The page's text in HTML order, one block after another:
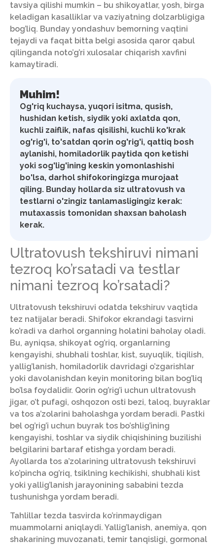
tavsiya qilishi mumkin – bu shikoyatlar, yosh, birga
keladigan kasalliklar va vaziyatning dolzarbligiga
bog’liq. Bunday yondashuv bemorning vaqtini
tejaydi va faqat bitta belgi asosida qaror qabul
qilinganda noto’g’ri xulosalar chiqarish xavfini
kamaytiradi.
Muhim!
Og'riq kuchaysa, yuqori isitma, qusish,
hushidan ketish, siydik yoki axlatda qon,
kuchli zaiflik, nafas qisilishi, kuchli ko'krak
og'rig'i, to'satdan qorin og'rig'i, qattiq bosh
aylanishi, homiladorlik paytida qon ketishi
yoki sog'lig'ining keskin yomonlashishi
bo'lsa, darhol shifokoringizga murojaat
qiling. Bunday hollarda siz ultratovush va
testlarni o'zingiz tanlamasligingiz kerak:
mutaxassis tomonidan shaxsan baholash
kerak.
Ultratovush tekshiruvi nimani
tezroq ko’rsatadi va testlar
nimani tezroq ko’rsatadi?
Ultratovush tekshiruvi odatda tekshiruv vaqtida
tez natijalar beradi. Shifokor ekrandagi tasvirni
ko’radi va darhol organning holatini baholay oladi.
Bu, ayniqsa, shikoyat og’riq, organlarning
kengayishi, shubhali toshlar, kist, suyuqlik, tiqilish,
yallig’lanish, homiladorlik davridagi o’zgarishlar
yoki davolanishdan keyin monitoring bilan bog’liq
bo’lsa foydalidir. Qorin og’rig’i uchun ultratovush
jigar, o’t pufagi, oshqozon osti bezi, taloq, buyraklar
va tos a’zolarini baholashga yordam beradi. Pastki
bel og’rig’i uchun buyrak tos bo’shlig’ining
kengayishi, toshlar va siydik chiqishining buzilishi
belgilarini bartaraf etishga yordam beradi.
Ayollarda tos a’zolarining ultratovush tekshiruvi
ko’pincha og’riq, tsiklning kechikishi, shubhali kist
yoki yallig’lanish jarayonining sababini tezda
tushunishga yordam beradi.
Tahlillar tezda tasvirda ko’rinmaydigan
muammolarni aniqlaydi. Yallig’lanish, anemiya, qon
shakarining muvozanati, temir tanqisligi, gormonal